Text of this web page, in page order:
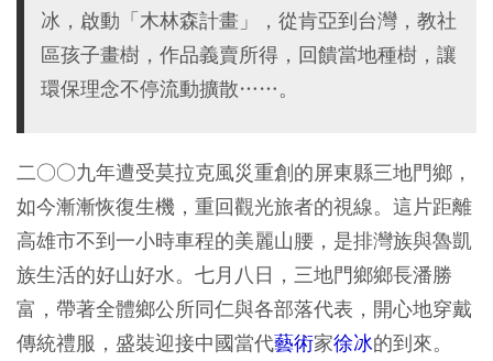
冰，啟動「木林森計畫」，從肯亞到台灣，教社
區孩子畫樹，作品義賣所得，回饋當地種樹，讓
環保理念不停流動擴散……。
二○○九年遭受莫拉克風災重創的屏東縣三地門鄉，
如今漸漸恢復生機，重回觀光旅者的視線。這片距離
高雄市不到一小時車程的美麗山腰，是排灣族與魯凱
族生活的好山好水。七月八日，三地門鄉鄉長潘勝
富，帶著全體鄉公所同仁與各部落代表，開心地穿戴
傳統禮服，盛裝迎接中國當代藝術家徐冰的到來。